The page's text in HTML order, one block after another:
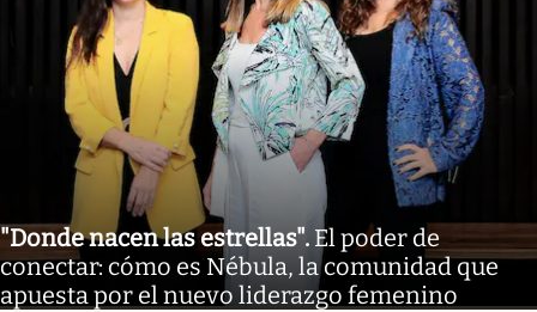
"Donde nacen las estrellas". El poder de
conectar: cómo es Nébula, la comunidad que
apuesta por el nuevo liderazgo femenino